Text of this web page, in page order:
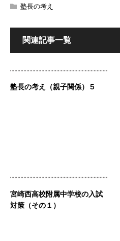
塾長の考え
関連記事一覧
塾長の考え（親子関係）５
宮崎西高校附属中学校の入試
対策（その１）